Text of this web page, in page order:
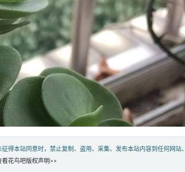
得本站同意时，禁止复制、盗用、采集、发布本站内容到任何网站
看花鸟吧版权声明>>